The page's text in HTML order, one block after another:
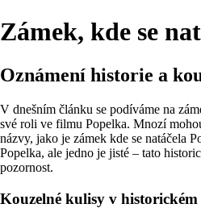
Zámek, kde se
Oznámení historie a
V dnešním článku se podíváme na
své roli ve filmu Popelka. Mnozí
názvy, jako je zámek kde se natáčela
Popelka, ale jedno je jisté – tato
pozornost.
Kouzelné kulisy v